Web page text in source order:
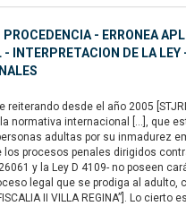
PROCEDENCIA - ERRONEA
INTERPRETACION DE LA
reiterando desde el año 2005
normativa internacional […], que
adultas por su inmadurez
procesos penales dirigidos
y la Ley D 4109- no poseen
legal que se prodiga al
II VILLA REGINA”]. Lo